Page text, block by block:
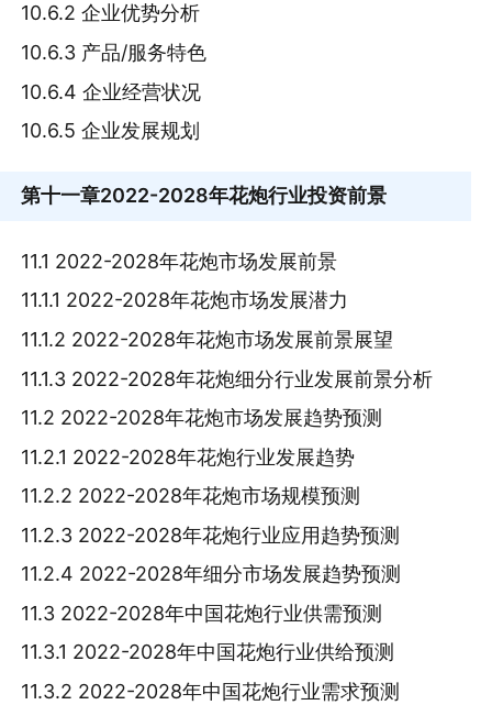
10.6.2 企业优势分析
10.6.3 产品/服务特色
10.6.4 企业经营状况
10.6.5 企业发展规划
第十一章2022-2028年花炮行业投资前景
11.1 2022-2028年花炮市场发展前景
11.1.1 2022-2028年花炮市场发展潜力
11.1.2 2022-2028年花炮市场发展前景展望
11.1.3 2022-2028年花炮细分行业发展前景分析
11.2 2022-2028年花炮市场发展趋势预测
11.2.1 2022-2028年花炮行业发展趋势
11.2.2 2022-2028年花炮市场规模预测
11.2.3 2022-2028年花炮行业应用趋势预测
11.2.4 2022-2028年细分市场发展趋势预测
11.3 2022-2028年中国花炮行业供需预测
11.3.1 2022-2028年中国花炮行业供给预测
11.3.2 2022-2028年中国花炮行业需求预测